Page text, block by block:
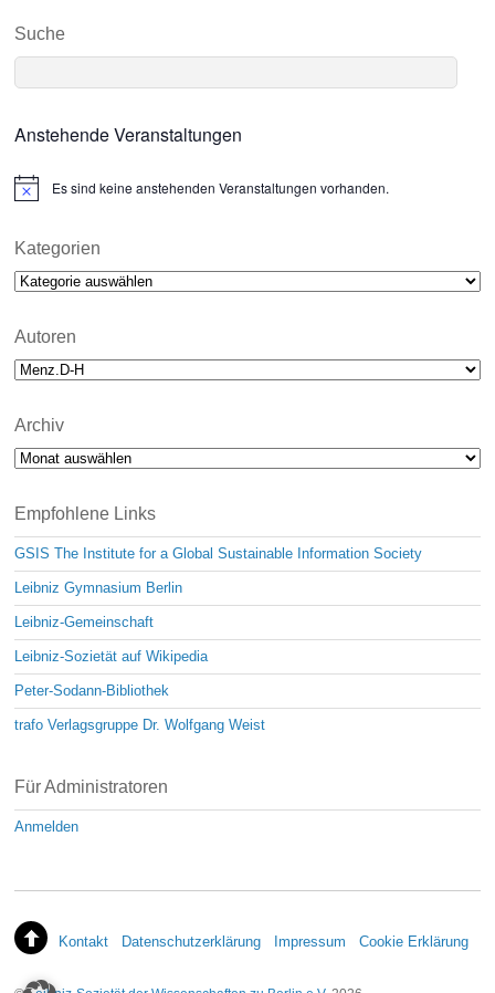
Suche
Anstehende Veranstaltungen
N
i
e
Es sind keine anstehenden Veranstaltungen vorhanden.
Kategorien
Kategorien
Autoren
Archiv
Archiv
Empfohlene Links
GSIS The Institute for a Global Sustainable Information Society
Leibniz Gymnasium Berlin
Leibniz-Gemeinschaft
Leibniz-Sozietät auf Wikipedia
Peter-Sodann-Bibliothek
trafo Verlagsgruppe Dr. Wolfgang Weist
Für Administratoren
Anmelden
Kontakt Datenschutzerklärung Impressum Cookie Erklärung